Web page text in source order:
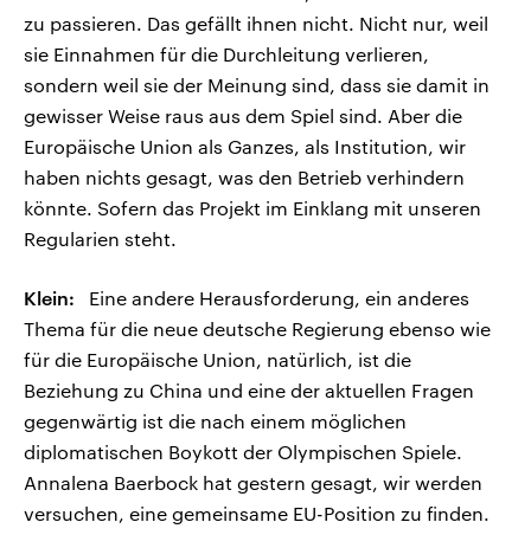
zu passieren. Das gefällt ihnen nicht. Nicht nur, weil
sie Einnahmen für die Durchleitung verlieren,
sondern weil sie der Meinung sind, dass sie damit in
gewisser Weise raus aus dem Spiel sind. Aber die
Europäische Union als Ganzes, als Institution, wir
haben nichts gesagt, was den Betrieb verhindern
könnte. Sofern das Projekt im Einklang mit unseren
Regularien steht.
Klein: Eine andere Herausforderung, ein anderes
Thema für die neue deutsche Regierung ebenso wie
für die Europäische Union, natürlich, ist die
Beziehung zu China und eine der aktuellen Fragen
gegenwärtig ist die nach einem möglichen
diplomatischen Boykott der Olympischen Spiele.
Annalena Baerbock hat gestern gesagt, wir werden
versuchen, eine gemeinsame EU-Position zu finden.